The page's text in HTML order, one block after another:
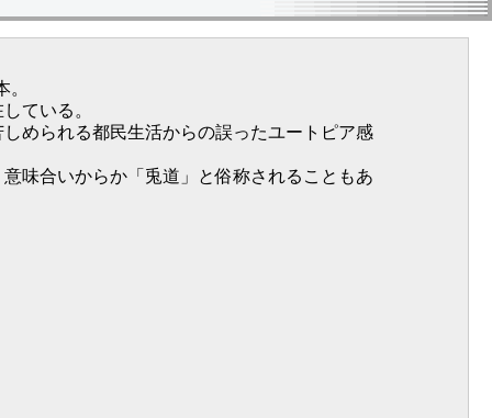
ている。
められる都民生活からの誤ったユートピア感
味合いからか「兎道」と俗称されることもあ